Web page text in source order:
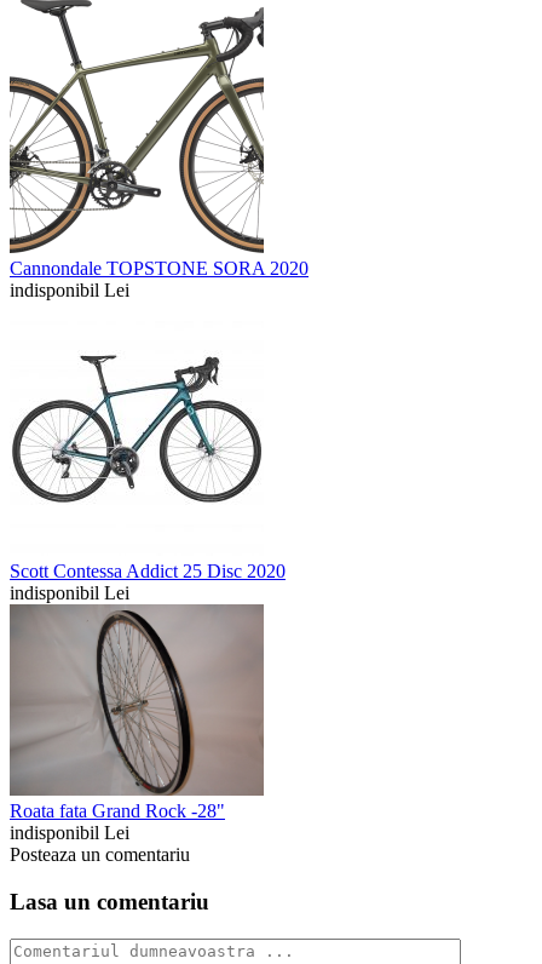
Cannondale TOPSTONE SORA 2020
indisponibil Lei
Scott Contessa Addict 25 Disc 2020
indisponibil Lei
Roata fata Grand Rock -28"
indisponibil Lei
Posteaza un comentariu
Lasa un comentariu